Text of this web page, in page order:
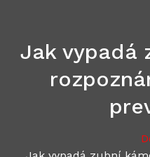
Jak vypadá